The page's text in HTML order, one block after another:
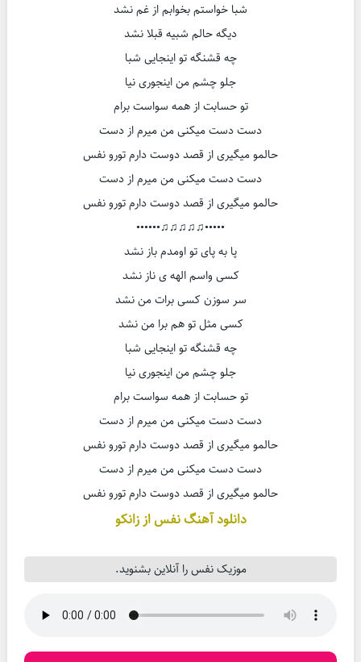
شبا خواستم بخوابم از غم نشد
دیگه حالم شبیه قبلا نشد
چه قشنگه تو اینجایی شبا
جلو چشم من اینجوری نیا
تو حسابت از همه سواست برام
دست دست میکنی من میرم از دست
حالمو میگیری از قصد دوست دارم تورو نفس
دست دست میکنی من میرم از دست
حالمو میگیری از قصد دوست دارم تورو نفس
•••••♫♫♫♫♫••••••
پا به پای تو اومدم باز نشد
کسی واسم الهه ی ناز نشد
سر سوزن کسی برات من نشد
کسی مثل تو هم برا من نشد
چه قشنگه تو اینجایی شبا
جلو چشم من اینجوری نیا
تو حسابت از همه سواست برام
دست دست میکنی من میرم از دست
حالمو میگیری از قصد دوست دارم تورو نفس
دست دست میکنی من میرم از دست
حالمو میگیری از قصد دوست دارم تورو نفس
دانلود آهنگ نفس از زانکو
موزیک نفس را آنلاین بشنوید.